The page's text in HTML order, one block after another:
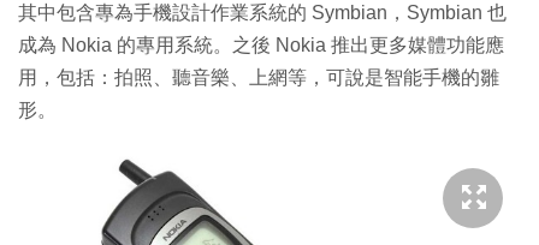
其中包含專為手機設計作業系統的 Symbian，Symbian 也
成為 Nokia 的專用系統。之後 Nokia 推出更多媒體功能應
用，包括：拍照、聽音樂、上網等，可說是智能手機的雛
形。